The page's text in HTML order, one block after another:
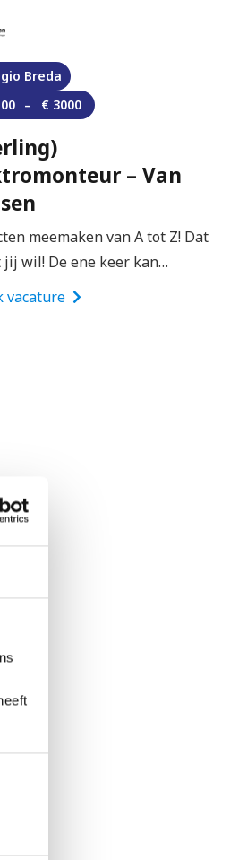
Breda
– € 3000
– Van
meemaken van A tot Z! Dat
jij wil! De ene keer kan…
vacature